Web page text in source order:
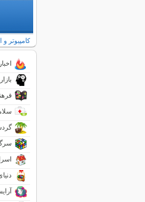
کامپیوتر و
اخبار
بازار